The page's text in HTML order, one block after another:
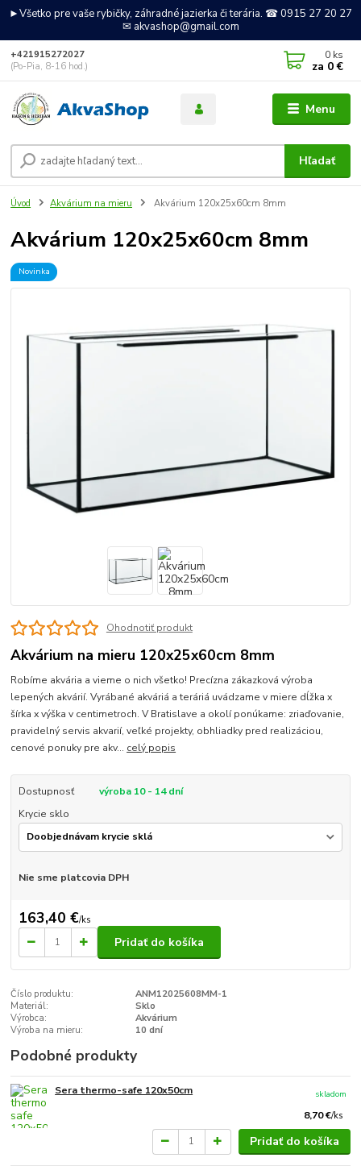
►Všetko pre vaše rybičky, záhradné jazierka či terária. ☎ 0915 27 20 27
✉ akvashop@gmail.com
Menu
Hľadať
+421915272027
(Po-Pia, 8-16 hod.)
0 ks
za 0 €
Úvod Akvárium na mieru Akvárium 120x25x60cm 8mm
Akvárium 120x25x60cm 8mm
Novinka
Ohodnotiť produkt
Akvárium na mieru 120x25x60cm 8mm
Robíme akvária a vieme o nich všetko! Precízna zákazková výroba
lepených akvárií. Vyrábané akváriá a teráriá uvádzame v miere dĺžka x
šírka x výška v centimetroch. V Bratislave a okolí ponúkame: zriaďovanie,
pravidelný servis akvarií, veľké projekty, obhliadky pred realizáciou,
cenové ponuky pre akv... celý popis
Dostupnosť
výroba 10 - 14 dní
Krycie sklo
Nie sme platcovia DPH
163,40 €/ks
Pridať do košíka
Číslo produktu:
ANM12025608MM-1
Materiál:
Sklo
Výrobca:
Akvárium
Výroba na mieru:
10 dní
Podobné produkty
Sera thermo-safe 120x50cm
8,70 €/ks
skladom
Pridať do košíka